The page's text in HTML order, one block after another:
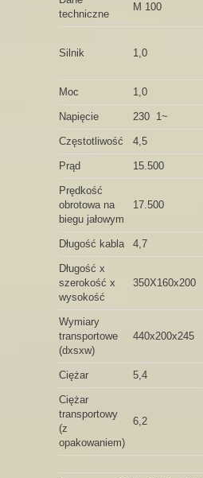
techniczne
M 100
Silnik 1,0
Moc 1,0
Napięcie 230 1~
Częstotliwość 4,5
Prąd 15.500
Prędkość
obrotowa na
biegu jałowym
17.500
Długość kabla 4,7
Długość x
szerokość x
wysokość
350X160x200
Wymiary
transportowe
(dxsxw)
440x200x245
Ciężar 5,4
Ciężar
transportowy
(z
opakowaniem)
6,2